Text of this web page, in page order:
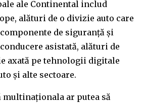
ale Continental includ
alături de o divizie auto care
de siguranță și
asistată, alături de
axată pe tehnologii digitale
și alte sectoare.
multinaționala ar putea să